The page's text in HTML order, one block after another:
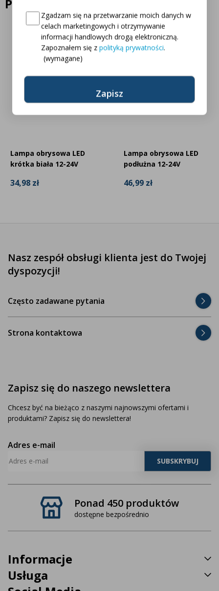
Podobne produkty
Lampa obrysowa LED
krótka biała 12-24V
34,98 zł
Lampa obrysowa LED
podłużna 12-24V
46,99 zł
Ponad 450 produktów
dostępne bezpośrednio
Nasz zespół obsługi klienta jest do Twojej
dyspozycji!
Często zadawane pytania
Strona kontaktowa
Zapisz się do naszego newslettera
Chcesz być na bieżąco z naszymi najnowszymi ofertami i
produktami? Zapisz się do newslettera!
Adres e-mail
Informacje
Usługa
Consent (wymagane)
Zgadzam się na przetwarzanie moich danych w
celach marketingowych i otrzymywanie
informacji handlowych drogą elektroniczną.
Zapoznałem się z polityką prywatności.
(wymagane)